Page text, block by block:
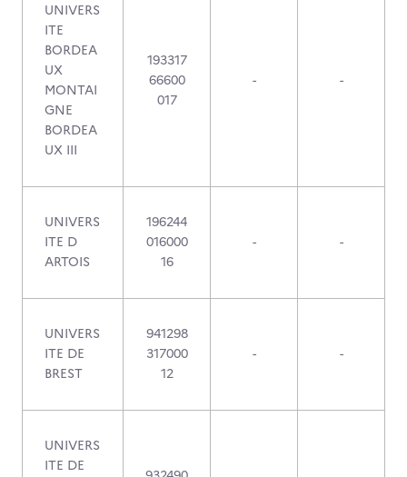
UNIVERS
ITE
BORDEA
UX
MONTAI
GNE
BORDEA
UX III
193317
66600
017
- -
UNIVERS
ITE D
ARTOIS
196244
016000
16
- -
UNIVERS
ITE DE
BREST
941298
317000
12
- -
UNIVERS
ITE DE